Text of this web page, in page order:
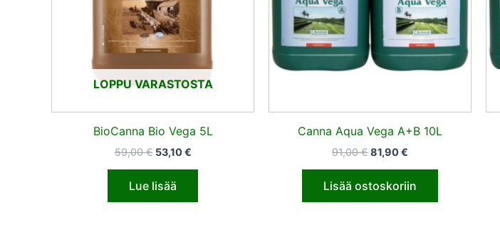
LOPPU VARASTOSTA
BioCanna Bio Vega 5L
59,00€ 53,10€
Lue lisää
Canna Aqua Vega A+B 10L
91,00€81,90€
Lisää ostoskoriin